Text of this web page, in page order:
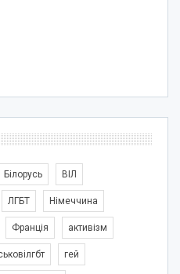
Білорусь ВІЛ
ЛГБТ Німеччина
Франція активізм
гей